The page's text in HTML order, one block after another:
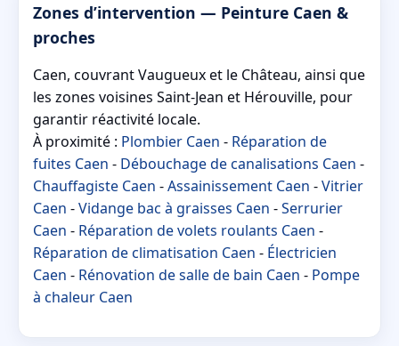
Zones d’intervention — Peinture Caen &
proches
Caen, couvrant Vaugueux et le Château, ainsi que
les zones voisines Saint-Jean et Hérouville, pour
garantir réactivité locale.
À proximité : Plombier Caen - Réparation de
fuites Caen - Débouchage de canalisations Caen -
Chauffagiste Caen -Assainissement Caen -Vitrier
Caen -Vidange bac à graisses Caen -Serrurier
Caen - Réparation de volets roulants Caen -
Réparation de climatisation Caen - Électricien
Caen - Rénovation de salle de bain Caen - Pompe
à chaleur Caen